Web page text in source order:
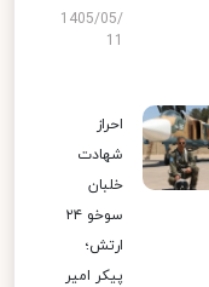
1405/05/
احراز
شهادت
خلبان
سوخو ۲۴
ارتش؛
پیکر امیر